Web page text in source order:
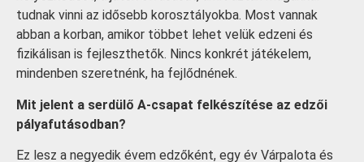
tudnak vinni az idősebb korosztályokba. Most vannak
abban a korban, amikor többet lehet velük edzeni és
fizikálisan is fejleszthetők. Nincs konkrét játékelem,
mindenben szeretnénk, ha fejlődnének.
Mit jelent a serdülő A-csapat felkészítése az edzői
pályafutásodban?
Ez lesz a negyedik évem edzőként, egy év Várpalota és